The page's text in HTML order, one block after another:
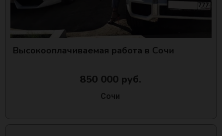
Высокооплачиваемая работа в Сочи
850 000 руб.
Сочи